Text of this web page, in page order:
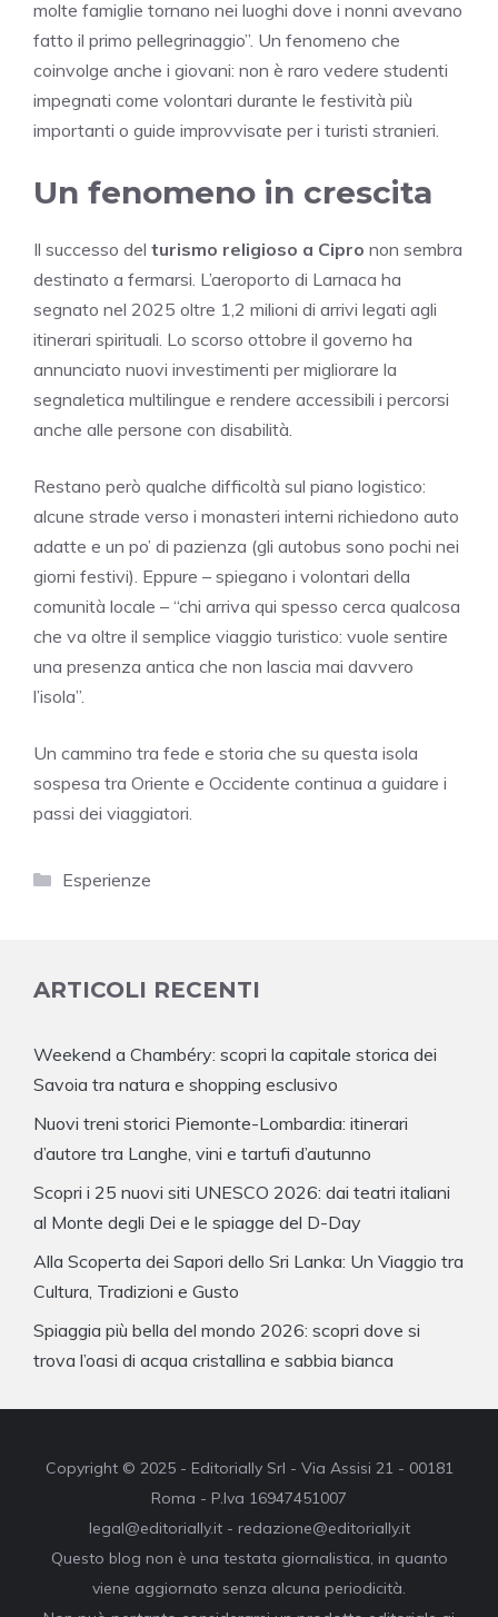
molte famiglie tornano nei luoghi dove i nonni avevano
fatto il primo pellegrinaggio”. Un fenomeno che
coinvolge anche i giovani: non è raro vedere studenti
impegnati come volontari durante le festività più
importanti o guide improvvisate per i turisti stranieri.
Un fenomeno in crescita
Il successo del turismo religioso a Cipro non sembra
destinato a fermarsi. L’aeroporto di Larnaca ha
segnato nel 2025 oltre 1,2 milioni di arrivi legati agli
itinerari spirituali. Lo scorso ottobre il governo ha
annunciato nuovi investimenti per migliorare la
segnaletica multilingue e rendere accessibili i percorsi
anche alle persone con disabilità.
Restano però qualche difficoltà sul piano logistico:
alcune strade verso i monasteri interni richiedono auto
adatte e un po’ di pazienza (gli autobus sono pochi nei
giorni festivi). Eppure – spiegano i volontari della
comunità locale – “chi arriva qui spesso cerca qualcosa
che va oltre il semplice viaggio turistico: vuole sentire
una presenza antica che non lascia mai davvero
l’isola”.
Un cammino tra fede e storia che su questa isola
sospesa tra Oriente e Occidente continua a guidare i
passi dei viaggiatori.
Categorie
Esperienze
ARTICOLI RECENTI
Weekend a Chambéry: scopri la capitale storica dei
Savoia tra natura e shopping esclusivo
Nuovi treni storici Piemonte-Lombardia: itinerari
d’autore tra Langhe, vini e tartufi d’autunno
Scopri i 25 nuovi siti UNESCO 2026: dai teatri italiani
al Monte degli Dei e le spiagge del D-Day
Alla Scoperta dei Sapori dello Sri Lanka: Un Viaggio tra
Cultura, Tradizioni e Gusto
Spiaggia più bella del mondo 2026: scopri dove si
trova l’oasi di acqua cristallina e sabbia bianca
Copyright © 2025 - Editorially Srl - Via Assisi 21 - 00181
Roma - P.Iva 16947451007
legal@editorially.it - redazione@editorially.it
Questo blog non è una testata giornalistica, in quanto
viene aggiornato senza alcuna periodicità.